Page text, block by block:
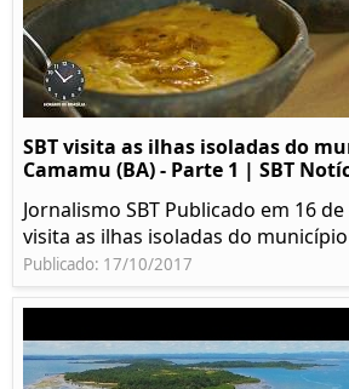
SBT visita as ilhas isoladas do
Camamu (BA) - Parte 1 | SBT
Jornalismo SBT Publicado em 16
visita as ilhas isoladas do
Publicado: 17/10/2017